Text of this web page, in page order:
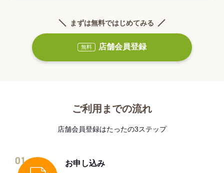
まずは無料ではじめてみる
無料 店舗会員登録
ご利用までの流れ
店舗会員登録はたったの3ステップ
01 お申し込み